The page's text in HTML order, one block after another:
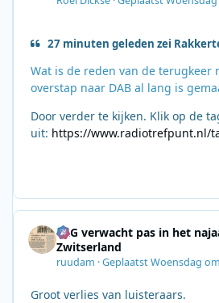
27 minuten geleden zei
Wat is de reden van de terugkeer
overstap naar DAB al lang is
Door verder te kijken. Klik op de
uit: https://www.radiotrefpunt.nl/
SRG verwacht pas in het
Zwitserland
ruudam ·GeplaatstWoensdag
Groot verlies van luisteraars.